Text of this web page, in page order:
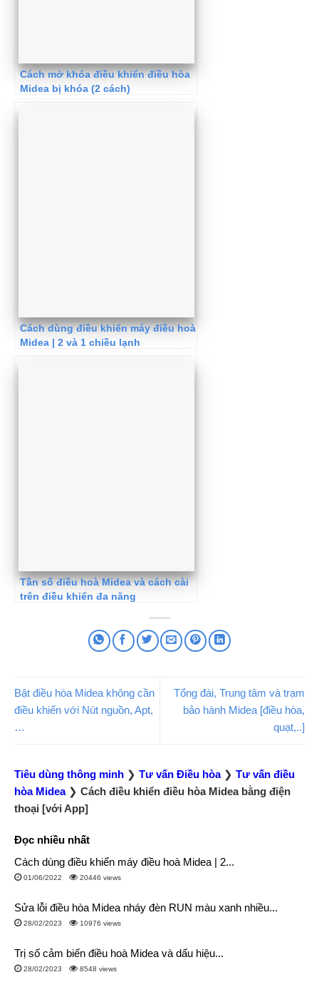
Cách mở khóa điều khiển điều hòa
Midea bị khóa (2 cách)
Cách dùng điều khiển máy điều hoà
Midea | 2 và 1 chiều lạnh
Tần số điều hoà Midea và cách cài
trên điều khiển đa năng
Bật điều hòa Midea không cần
điều khiển với Nút nguồn, Apt,
…
Tổng đài, Trung tâm và trạm
bảo hành Midea [điều hòa,
quạt,..]
Tiêu dùng thông minh ❯ Tư vấn Điều hòa❯ Tư vấn điều
hòa Midea❯ Cách điều khiển điều hòa Midea bằng điện
thoại [với App]
Đọc nhiều nhất
Cách dùng điều khiển máy điều hoà Midea | 2...
01/06/2022 20446 views
Sửa lỗi điều hòa Midea nháy đèn RUN màu xanh nhiều...
28/02/2023 10976 views
Trị số cảm biến điều hoà Midea và dấu hiệu...
28/02/2023 8548 views